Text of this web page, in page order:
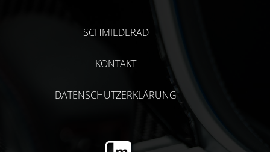
SCHMIEDERAD
KONTAKT
DATENSCHUTZERKLÄRUNG